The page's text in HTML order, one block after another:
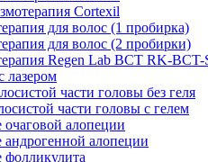
Cortexil
для волос (1 пробирка)
для волос (2 пробирки)
Regen Lab BCT RK-BCT-
лазером
части головы без геля
части головы с гелем
очаговой алопеции
андрогенной алопеции
фолликулита